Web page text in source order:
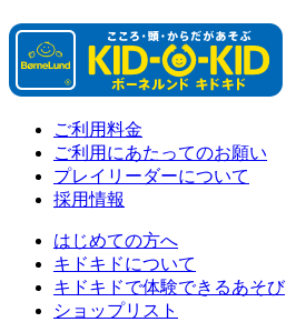
ご利用料金
ご利用にあたってのお願い
プレイリーダーについて
採用情報
はじめての方へ
キドキドについて
キドキドで体験できるあそび
ショップリスト